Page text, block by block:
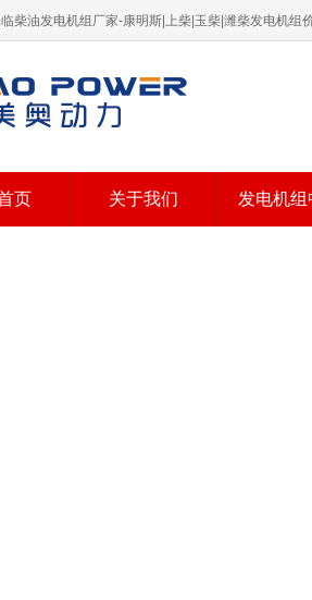
柴油发电机组厂家-康明斯|上柴|玉柴|潍柴发电机
页 关于我们 发电机组